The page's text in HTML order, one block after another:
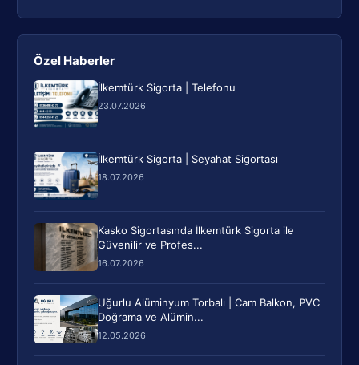
Özel Haberler
İlkemtürk Sigorta | Telefonu
23.07.2026
İlkemtürk Sigorta | Seyahat Sigortası
18.07.2026
Kasko Sigortasında İlkemtürk Sigorta ile
Güvenilir ve Profes...
16.07.2026
Uğurlu Alüminyum Torbalı | Cam Balkon, PVC
Doğrama ve Alümin...
12.05.2026